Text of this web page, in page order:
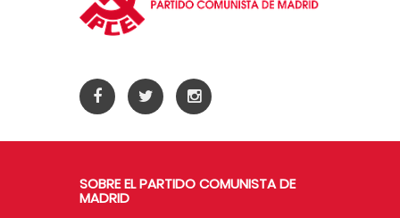
SOBRE EL PARTIDO COMUNISTA DE
MADRID